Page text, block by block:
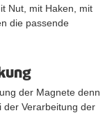
Nut, mit Haken, mit
die passende
der Magnete denn
der Verarbeitung der